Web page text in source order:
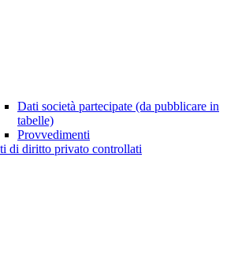
Dati società partecipate (da pubblicare in
tabelle)
Provvedimenti
di diritto privato controllati